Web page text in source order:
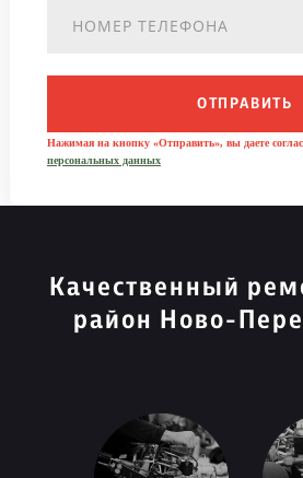
ОТПРАВИТЬ
Нажимая на кнопку «Отправить», вы даете
персональных данных
Качественный
район Ново-